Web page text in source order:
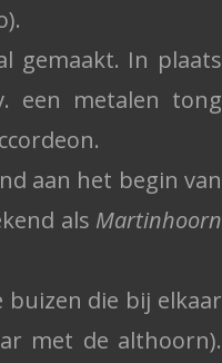
gemaakt. In plaats
een metalen tong
aan het begin van
als Martinhoorn
buizen die bij elkaar
met de althoorn).